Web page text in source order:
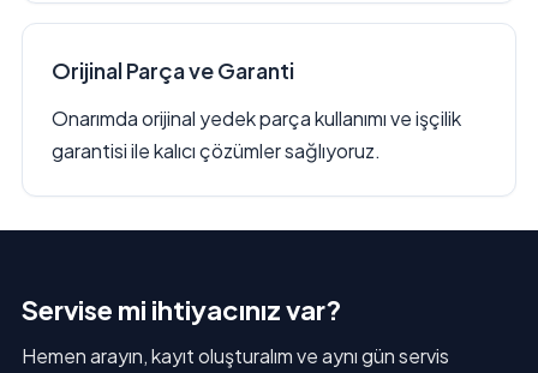
Orijinal Parça ve Garanti
Onarımda orijinal yedek parça kullanımı ve işçilik
garantisi ile kalıcı çözümler sağlıyoruz.
Servise mi ihtiyacınız var?
Hemen arayın, kayıt oluşturalım ve aynı gün servis